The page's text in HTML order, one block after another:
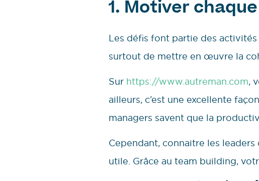
1. Motiver
Les défis font partie des
surtout de mettre en œuvre la
Sur https://www.autreman.com,
ailleurs, c’est une excellente
managers savent que la
Cependant, connaitre les
utile. Grâce au team building,